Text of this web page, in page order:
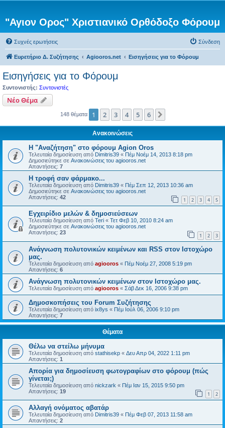
"Αγιον Ορος" Χριστιανικό Ορθόδοξο Φόρουμ
Συχνές ερωτήσεις Σύνδεση
Ευρετήριο Δ. Συζήτησης Agiooros.net Εισηγήσεις για το Φόρουμ
Εισηγήσεις για το Φόρουμ
Συντονιστής: Συντονιστές
Νέο Θέμα
148 θέματα 1 2 3 4 5 6
Ανακοινώσεις
Η "Αναζήτηση" στο φόρουμ Agion Oros
Τελευταία δημοσίευση από Dimitris39 « Πέμ Νοέμ 14, 2013 8:18 pm
Δημοσιεύτηκε σε Ανακοινώσεις του agiooros.net
Απαντήσεις: 7
H τροφή σαν φάρμακο...
Τελευταία δημοσίευση από Dimitris39 « Πέμ Σεπ 12, 2013 10:36 am
Δημοσιεύτηκε σε Ανακοινώσεις του agiooros.net
Απαντήσεις: 42 1 2 3 4 5
Εγχειρίδιο μελών & δημοσιεύσεων
Τελευταία δημοσίευση από Teri « Τετ Φεβ 10, 2010 8:24 am
Δημοσιεύτηκε σε Ανακοινώσεις του agiooros.net
Απαντήσεις: 23 1 2 3
Ανάγνωση πολυτονικών κειμένων και RSS στον Ιστοχώρο
μας.
Τελευταία δημοσίευση από agiooros « Πέμ Νοέμ 27, 2008 5:19 pm
Απαντήσεις: 6
Ανάγνωση πολυτονικών κειμένων στον Ιστοχώρο μας.
Τελευταία δημοσίευση από agiooros « Σάβ Δεκ 16, 2006 9:38 pm
Δημοσκοπήσεις του Forum Συζήτησης
Τελευταία δημοσίευση από ix8ys « Πέμ Ιούλ 06, 2006 9:10 pm
Απαντήσεις: 7
Θέματα
Θέλω να στείλω μήνυμα
Τελευταία δημοσίευση από stathisekp « Δευ Απρ 04, 2022 1:11 pm
Απαντήσεις: 1
Απορία για δημοσίευση φωτογραφίων στο φόρουμ (πώς
γίνεται;)
Τελευταία δημοσίευση από nickzark « Πέμ Ιαν 15, 2015 9:50 pm
Απαντήσεις: 19 1 2
Αλλαγή ονόματος αβατάρ
Τελευταία δημοσίευση από Dimitris39 « Πέμ Φεβ 07, 2013 11:58 am
Απαντήσεις: 2